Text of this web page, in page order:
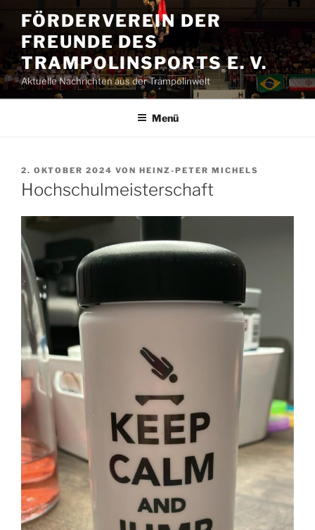
Inhalt
springen
FÖRDERVEREIN DER
FREUNDE DES
TRAMPOLINSPORTS E. V.
Aktuelle Nachrichten aus der Trampolinwelt
Menü
VERÖFFENTLICHT
AM
2. OKTOBER 2024 VON HEINZ-PETER MICHELS
Hochschulmeisterschaft